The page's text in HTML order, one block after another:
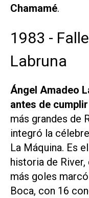
Chamamé.
1983 -
Labruna
Ángel Amadeo
antes de
más grandes de
integró la
La Máquina. Es
historia de
más goles
Boca, con 16